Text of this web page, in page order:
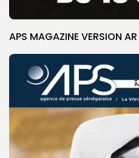
APS MAGAZINE VERSION AR